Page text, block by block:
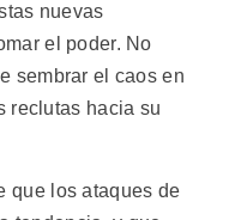
nuevas
el poder. No
sembrar el caos en
reclutas hacia su
que los ataques de